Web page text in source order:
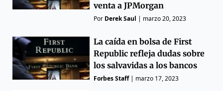
venta a JPMorgan
Por Derek Saul | marzo 20, 2023
La caída en bolsa de First
Republic refleja dudas sobre
los salvavidas a los bancos
Forbes Staff| marzo 17, 2023